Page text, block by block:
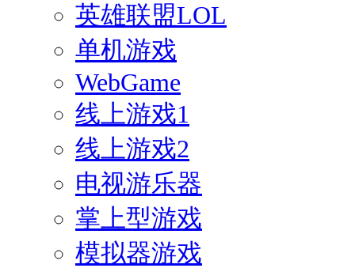
英雄联盟LOL
单机游戏
WebGame
线上游戏1
线上游戏2
电视游乐器
掌上型游戏
模拟器游戏